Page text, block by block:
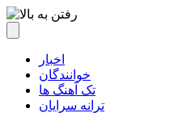
اخبار
خوانندگان
تک آهنگ ها
ترانه سرایان